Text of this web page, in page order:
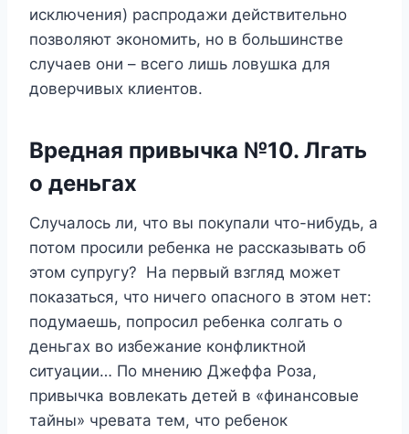
исключения) распродажи действительно
позволяют экономить, но в большинстве
случаев они – всего лишь ловушка для
доверчивых клиентов.
Вредная привычка №10. Лгать
о деньгах
Случалось ли, что вы покупали что-нибудь, а
потом просили ребенка не рассказывать об
этом супругу? На первый взгляд может
показаться, что ничего опасного в этом нет:
подумаешь, попросил ребенка солгать о
деньгах во избежание конфликтной
ситуации… По мнению Джеффа Роза,
привычка вовлекать детей в «финансовые
тайны» чревата тем, что ребенок